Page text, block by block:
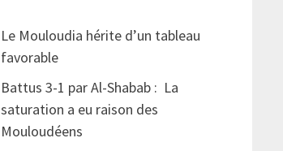
Le Mouloudia hérite d’un tableau
favorable
Battus 3-1 par Al-Shabab : La
saturation a eu raison des
Mouloudéens